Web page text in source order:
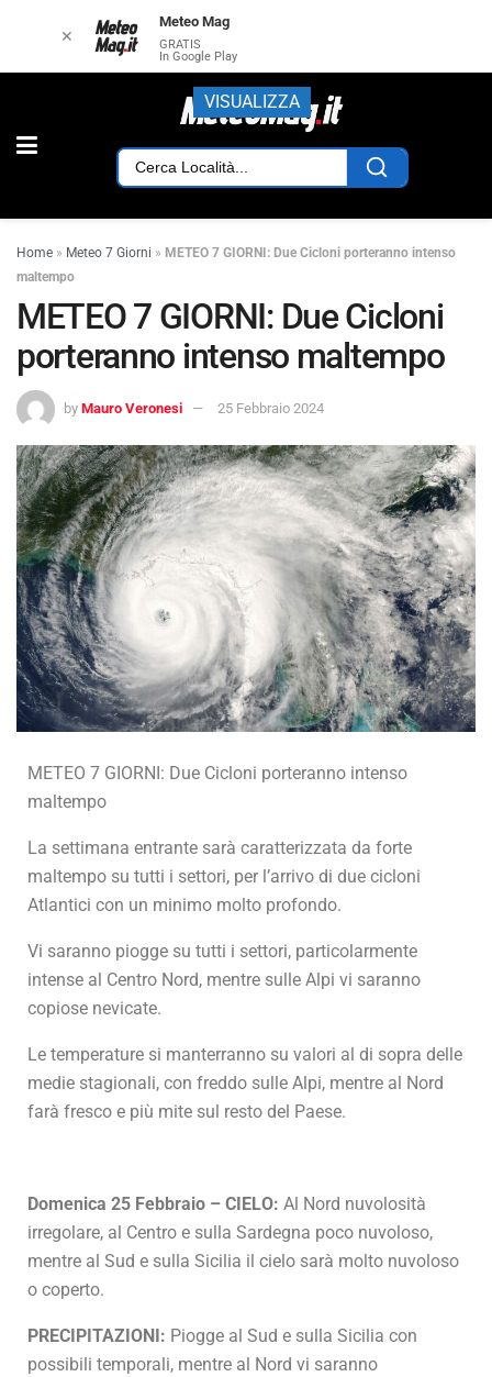
Home » Meteo 7 Giorni » METEO 7 GIORNI: Due Cicloni porteranno intenso
maltempo
METEO 7 GIORNI: Due Cicloni
porteranno intenso maltempo
by Mauro Veronesi 25 Febbraio 2024
METEO 7 GIORNI: Due Cicloni porteranno intenso
maltempo
La settimana entrante sarà caratterizzata da forte
maltempo su tutti i settori, per l’arrivo di due cicloni
Atlantici con un minimo molto profondo.
Vi saranno piogge su tutti i settori, particolarmente
intense al Centro Nord, mentre sulle Alpi vi saranno
copiose nevicate.
Le temperature si manterranno su valori al di sopra delle
medie stagionali, con freddo sulle Alpi, mentre al Nord
farà fresco e più mite sul resto del Paese.
Domenica 25 Febbraio – CIELO: Al Nord nuvolosità
irregolare, al Centro e sulla Sardegna poco nuvoloso,
mentre al Sud e sulla Sicilia il cielo sarà molto nuvoloso
o coperto.
PRECIPITAZIONI: Piogge al Sud e sulla Sicilia con
possibili temporali, mentre al Nord vi saranno
✕
Meteo Mag
GRATIS
In Google Play
VISUALIZZA